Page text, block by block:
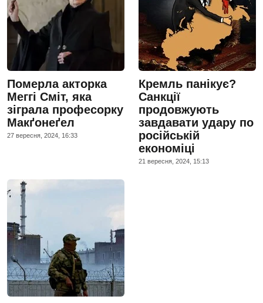
Померла акторка
Меггі Сміт, яка
зіграла професорку
Макґонеґел
27 вересня, 2024, 16:33
Кремль панікує?
Санкції
продовжують
завдавати удару по
російській
економіці
21 вересня, 2024, 15:13